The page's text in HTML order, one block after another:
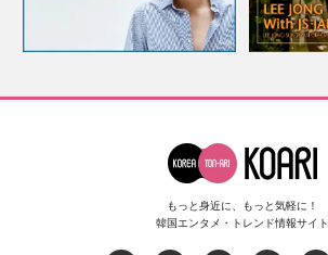
もっと身近に、もっと気軽に！
韓国エンタメ・トレンド情報サイト